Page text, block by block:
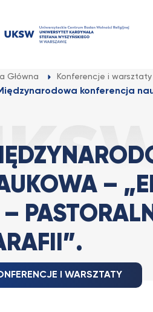
Główna Konferencje i warsztaty
konferencja
–
–
I WARSZTATY